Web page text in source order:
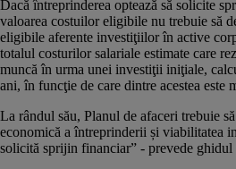
Dacă întreprinderea optează să solicite
valoarea costuilor eligibile nu trebuie să
eligibile aferente investiţiilor în active
totalul costurilor salariale estimate care
muncă în urma unei investiţii iniţiale,
ani, în funcţie de care dintre acestea este
La rândul său, Planul de afaceri trebuie
economică a întreprinderii și viabilitatea
solicită sprijin financiar” - prevede ghidul